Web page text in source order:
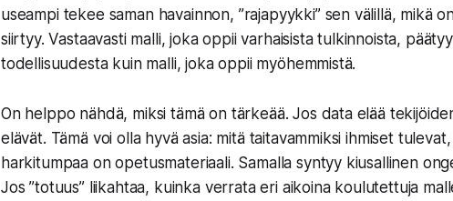
useampi tekee saman havainnon, ”rajapyykki” sen välillä, mikä
siirtyy. Vastaavasti malli, joka oppii varhaisista tulkinnoista,
todellisuudesta kuin malli, joka oppii myöhemmistä.
On helppo nähdä, miksi tämä on tärkeää. Jos data elää
elävät. Tämä voi olla hyvä asia: mitä taitavammiksi ihmiset
harkitumpaa on opetusmateriaali. Samalla syntyy kiusallinen
Jos ”totuus” liikahtaa, kuinka verrata eri aikoina koulutettuja